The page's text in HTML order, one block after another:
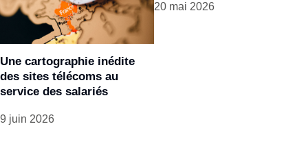
Une cartographie inédite
des sites télécoms au
service des salariés
9 juin 2026
20 mai 2026